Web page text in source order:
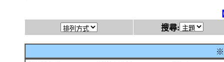
搜尋:
※